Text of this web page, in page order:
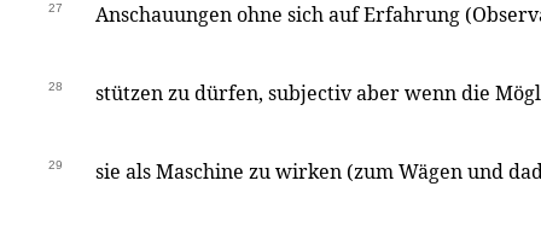
27 Anschauungen ohne sich auf Erfahrung
28 stützen zu dürfen, subjectiv aber wenn die
29 sie als Maschine zu wirken (zum Wägen und